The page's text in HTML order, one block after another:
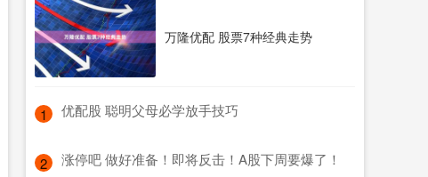
万隆优配 股票7种经典走势
1 ​优配股 聪明父母必学放手技巧
2 ​涨停吧 做好准备！即将反击！A股下周要爆了！